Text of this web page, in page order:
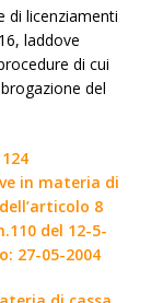
di licenziamenti
laddove
di cui
del
in materia di
8
del 12-5-
27-05-2004